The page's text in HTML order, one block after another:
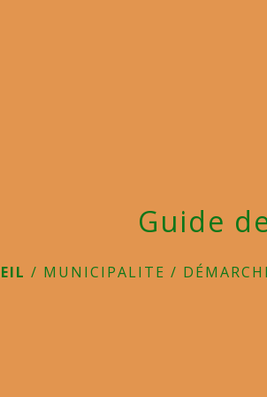
Guide
/ MUNICIPALITE /